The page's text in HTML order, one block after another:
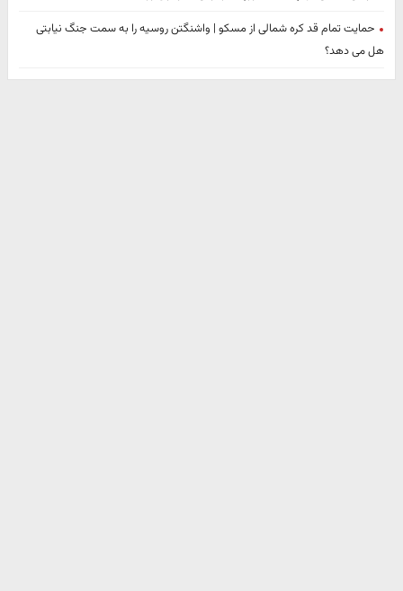
حمایت تمام قد کره شمالی از مسکو | واشنگتن روسیه را به سمت جنگ نیابتی
هل می دهد؟